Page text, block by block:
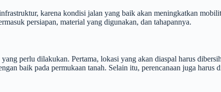
karena kondisi jalan yang baik akan meningkatkan
persiapan, material yang digunakan, dan tahapannya.
yang perlu dilakukan. Pertama, lokasi yang akan diaspal harus
baik pada permukaan tanah. Selain itu, perencanaan juga harus